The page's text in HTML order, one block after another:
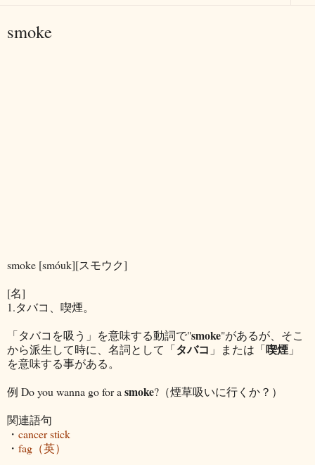
smoke
smoke [smóuk][スモウク]
[名]
1.タバコ、喫煙。
「タバコを吸う」を意味する動詞で"smoke"があるが、そこ
から派生して時に、名詞として「タバコ 」または「喫煙 」
を意味する事がある。
例 Do you wanna go for a smoke?（煙草吸いに行くか？）
関連語句
・ cancer stick
・ fag（英）